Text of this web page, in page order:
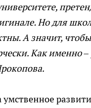
Но для
А значит,
Как именно